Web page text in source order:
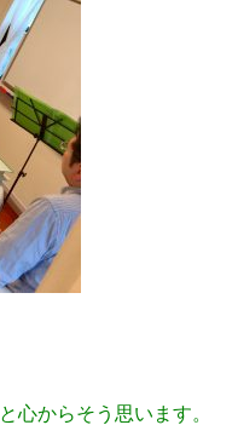
と心からそう思います。